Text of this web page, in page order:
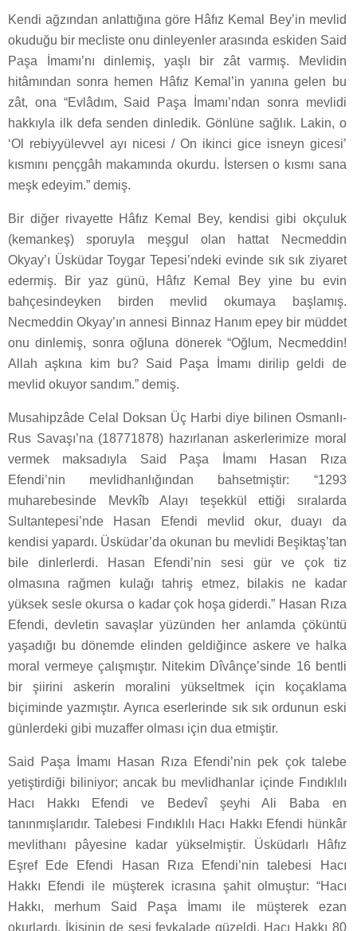
Kendi ağzından anlattığına göre Hâfız Kemal Bey’in mevlid
okuduğu bir mecliste onu dinleyenler arasında eskiden Said
Paşa İmamı’nı dinlemiş, yaşlı bir zât varmış. Mevlidin
hitâmından sonra hemen Hâfız Kemal’in yanına gelen bu
zât, ona “Evlâdım, Said Paşa İmamı’ndan sonra mevlidi
hakkıyla ilk defa senden dinledik. Gönlüne sağlık. Lakin, o
‘Ol rebiyyülevvel ayı nicesi / On ikinci gice isneyn gicesi’
kısmını pençgâh makamında okurdu. İstersen o kısmı sana
meşk edeyim.” demiş.
Bir diğer rivayette Hâfız Kemal Bey, kendisi gibi okçuluk
(kemankeş) sporuyla meşgul olan hattat Necmeddin
Okyay’ı Üsküdar Toygar Tepesi’ndeki evinde sık sık ziyaret
edermiş. Bir yaz günü, Hâfız Kemal Bey yine bu evin
bahçesindeyken birden mevlid okumaya başlamış.
Necmeddin Okyay’ın annesi Binnaz Hanım epey bir müddet
onu dinlemiş, sonra oğluna dönerek “Oğlum, Necmeddin!
Allah aşkına kim bu? Said Paşa İmamı dirilip geldi de
mevlid okuyor sandım.” demiş.
Musahipzâde Celal Doksan Üç Harbi diye bilinen Osmanlı­
Rus Savaşı’na (1877­1878) hazırlanan askerlerimize moral
vermek maksadıyla Said Paşa İmamı Hasan Rıza
Efendi’nin mevlidhanlığından bahsetmiştir: “1293
muharebesinde Mevkîb Alayı teşekkül ettiği sıralarda
Sultantepesi’nde Hasan Efendi mevlid okur, duayı da
kendisi yapardı. Üsküdar’da okunan bu mevlidi Beşiktaş’tan
bile dinlerlerdi. Hasan Efendi’nin sesi gür ve çok tiz
olmasına rağmen kulağı tahriş etmez, bilakis ne kadar
yüksek sesle okursa o kadar çok hoşa giderdi.” Hasan Rıza
Efendi, devletin savaşlar yüzünden her anlamda çöküntü
yaşadığı bu dönemde elinden geldiğince askere ve halka
moral vermeye çalışmıştır. Nitekim Dîvânçe’sinde 16 bentli
bir şiirini askerin moralini yükseltmek için koçaklama
biçiminde yazmıştır. Ayrıca eserlerinde sık sık ordunun eski
günlerdeki gibi muzaffer olması için dua etmiştir.
Said Paşa İmamı Hasan Rıza Efendi’nin pek çok talebe
yetiştirdiği biliniyor; ancak bu mevlidhanlar içinde Fındıklılı
Hacı Hakkı Efendi ve Bedevî şeyhi Ali Baba en
tanınmışlarıdır. Talebesi Fındıklılı Hacı Hakkı Efendi hünkâr
mevlithanı pâyesine kadar yükselmiştir. Üsküdarlı Hâfız
Eşref Ede Efendi Hasan Rıza Efendi’nin talebesi Hacı
Hakkı Efendi ile müşterek icrasına şahit olmuştur: “Hacı
Hakkı, merhum Said Paşa İmamı ile müşterek ezan
okurlardı. İkisinin de sesi fevkalade güzeldi. Hacı Hakkı 80